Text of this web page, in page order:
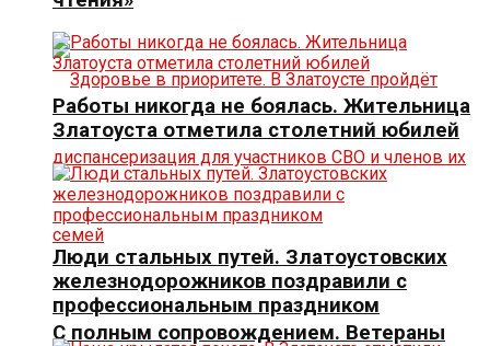
С полным сопровождением. Ветераны
Работы никогда не боялась. Жительница
Златоуста отметила столетний юбилей
Люди стальных путей. Златоустовских
железнодорожников поздравили с
профессиональным праздником